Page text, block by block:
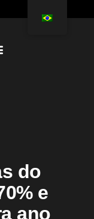
do
e
ano